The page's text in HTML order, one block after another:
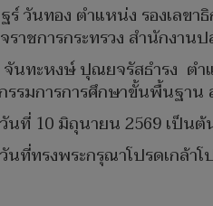
ร์ วันทอง ตำแหน่ง รองเลข
าชการกระทรวง สำนักงาน
นทะหงษ์ ปุณยจรัสธำรง ตำ
รรมการการศึกษาขั้นพื้นฐา
นที่ 10 มิถุนายน 2569 เป็นต้
นที่ทรงพระกรุณาโปรดเกล้า